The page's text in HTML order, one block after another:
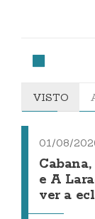
VISTO
01/08/
e A
ver a